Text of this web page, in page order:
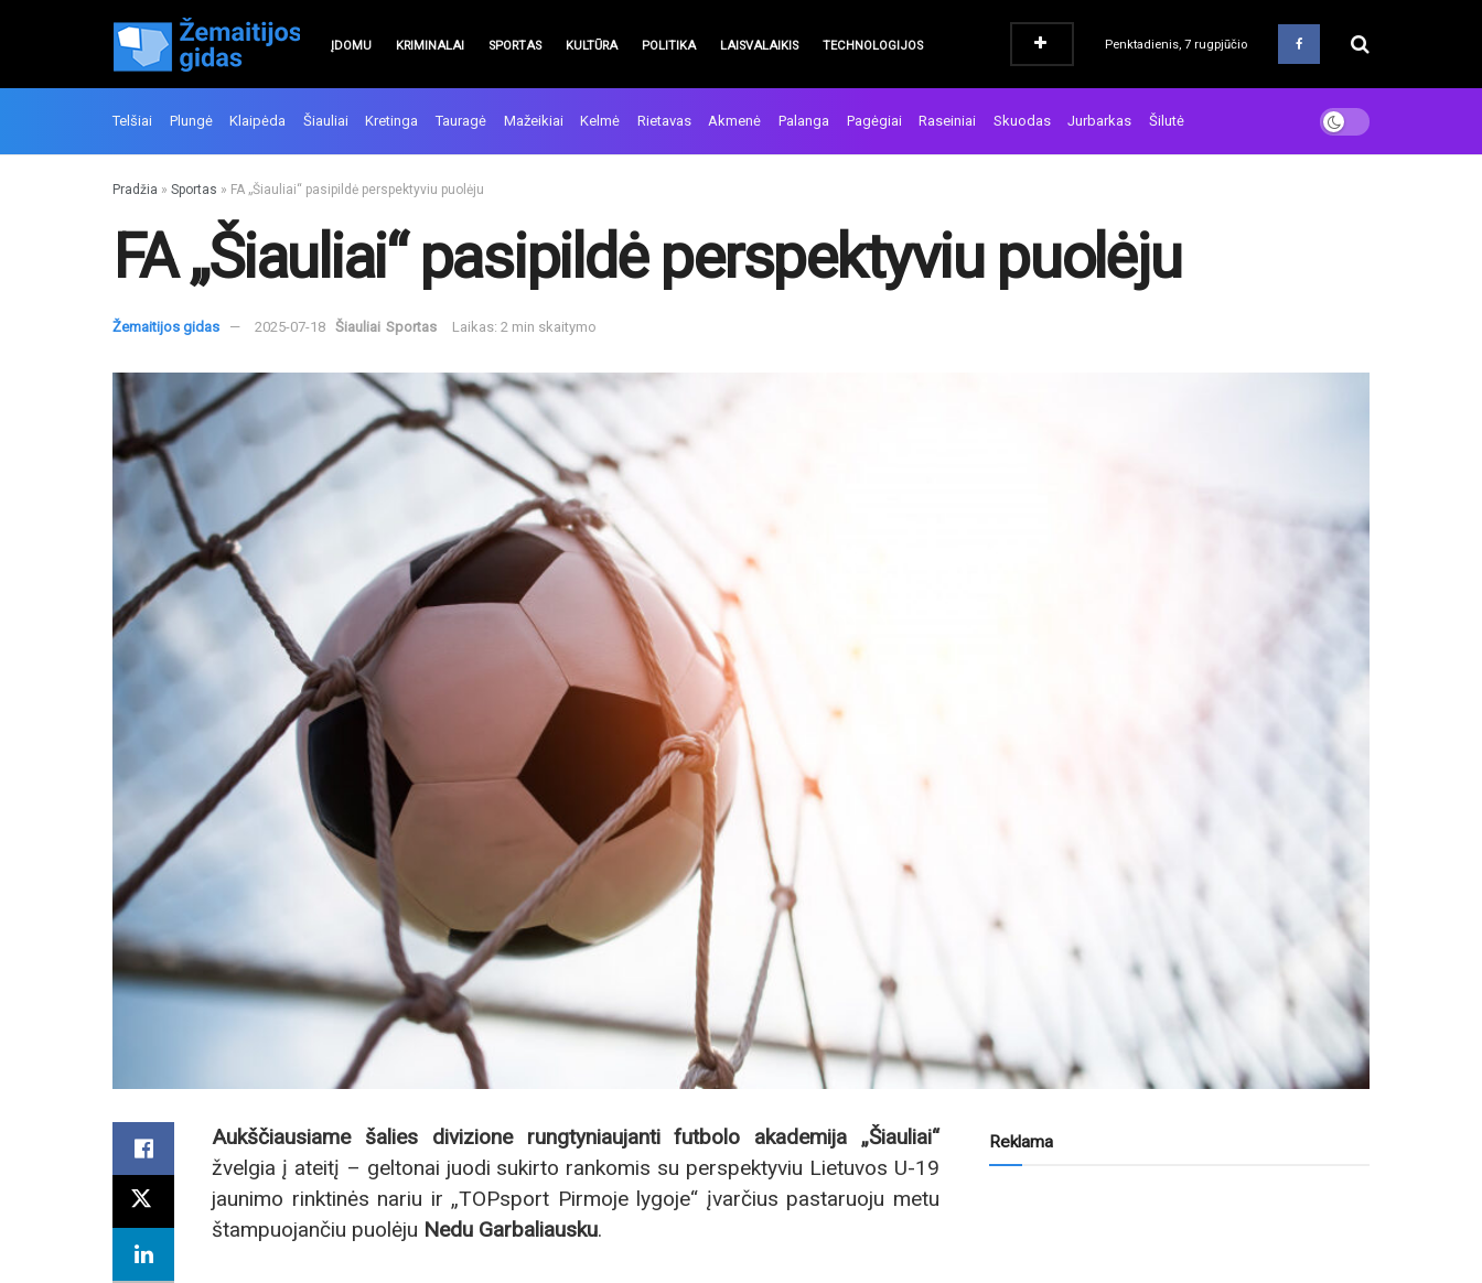
ĮDOMU KRIMINALAI SPORTAS KULTŪRA POLITIKA LAISVALAIKIS TECHNOLOGIJOS Penktadienis, 7 rugpjūčio
Telšiai Plungė Klaipėda Šiauliai Kretinga Tauragė Mažeikiai Kelmė Rietavas Akmenė Palanga Pagėgiai Raseiniai Skuodas Jurbarkas Šilutė
Pradžia » Sportas » FA „Šiauliai“ pasipildė perspektyviu puolėju
FA „Šiauliai“ pasipildė perspektyviu puolėju
Žemaitijos gidas 2025-07-18 Šiauliai Sportas Laikas: 2 min skaitymo
Aukščiausiame šalies divizione rungtyniaujanti futbolo akademija „Šiauliai“
žvelgia į ateitį – geltonai juodi sukirto rankomis su perspektyviu Lietuvos U-19
jaunimo rinktinės nariu ir „TOPsport Pirmoje lygoje“ įvarčius pastaruoju metu
štampuojančiu puolėju Nedu Garbaliausku.
Reklama